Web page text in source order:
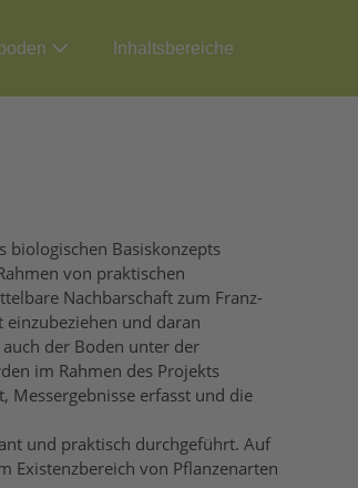
Inhaltsbereiche
Basiskonzepts
von praktischen
Nachbarschaft zum Franz-
und daran
der Boden unter der
im Rahmen des Projekts
Messergebnisse erfasst und die
und praktisch durchgeführt. Auf
Existenzbereich von Pflanzenarten